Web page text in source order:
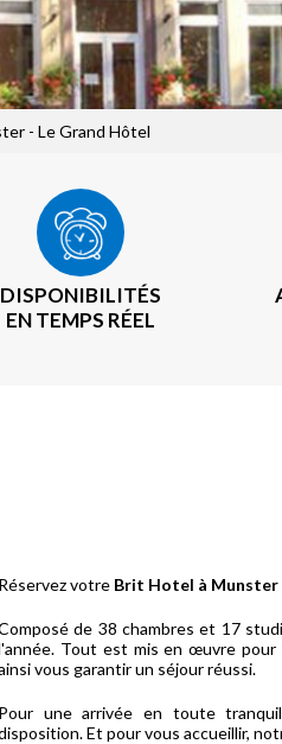
- Le Grand Hôtel
DISPONIBILITÉS
EN TEMPS RÉEL
Réservez votre Brit Hotel à Munster
de 38 chambres et 17
Tout est mis en œuvre pour
vous garantir un séjour réussi.
Pour une arrivée en toute
Et pour vous accueillir,